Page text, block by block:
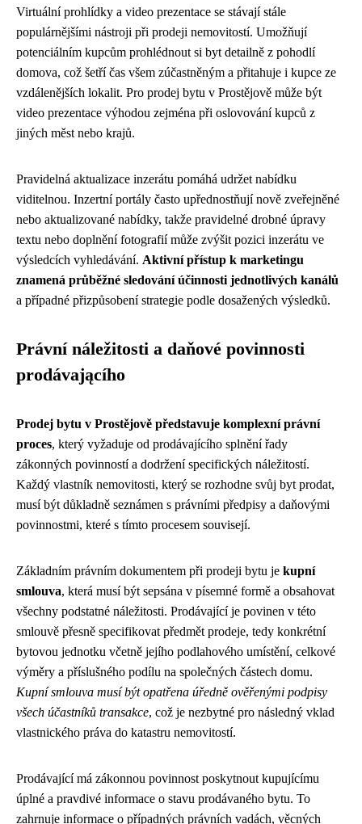
Virtuální prohlídky a video prezentace se stávají stále
populárnějšími nástroji při prodeji nemovitostí. Umožňují
potenciálním kupcům prohlédnout si byt detailně z pohodlí
domova, což šetří čas všem zúčastněným a přitahuje i kupce ze
vzdálenějších lokalit. Pro prodej bytu v Prostějově může být
video prezentace výhodou zejména při oslovování kupců z
jiných měst nebo krajů.
Pravidelná aktualizace inzerátu pomáhá udržet nabídku
viditelnou. Inzertní portály často upřednostňují nově zveřejněné
nebo aktualizované nabídky, takže pravidelné drobné úpravy
textu nebo doplnění fotografií může zvýšit pozici inzerátu ve
výsledcích vyhledávání. Aktivní přístup k marketingu
znamená průběžné sledování účinnosti jednotlivých kanálů
a případné přizpůsobení strategie podle dosažených výsledků.
Právní náležitosti a daňové povinnosti
prodávającího
Prodej bytu v Prostějově představuje komplexní právní
proces, který vyžaduje od prodávajícího splnění řady
zákonných povinností a dodržení specifických náležitostí.
Každý vlastník nemovitosti, který se rozhodne svůj byt prodat,
musí být důkladně seznámen s právními předpisy a daňovými
povinnostmi, které s tímto procesem souvisejí.
Základním právním dokumentem při prodeji bytu je kupní
smlouva, která musí být sepsána v písemné formě a obsahovat
všechny podstatné náležitosti. Prodávající je povinen v této
smlouvě přesně specifikovat předmět prodeje, tedy konkrétní
bytovou jednotku včetně jejího podlahového umístění, celkové
výměry a příslušného podílu na společných částech domu.
Kupní smlouva musí být opatřena úředně ověřenými podpisy
všech účastníků transakce, což je nezbytné pro následný vklad
vlastnického práva do katastru nemovitostí.
Prodávající má zákonnou povinnost poskytnout kupujícímu
úplné a pravdivé informace o stavu prodávaného bytu. To
zahrnuje informace o případných právních vadách, věcných